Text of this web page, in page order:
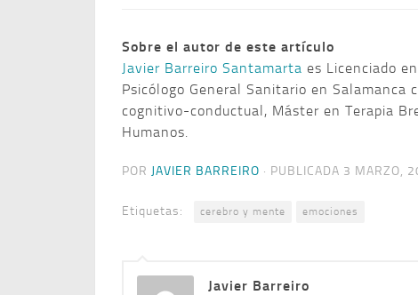
Sobre el autor de este artículo
Javier Barreiro Santamarta es Licenciado
Psicólogo General Sanitario en Salamanca
cognitivo-conductual, Máster en Terapia
Humanos.
POR JAVIER BARREIRO · PUBLICADA 3 MARZO,
Etiquetas: cerebro y mente emociones
Javier Barreiro